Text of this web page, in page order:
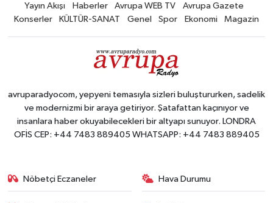
Yayın Akışı Haberler Avrupa WEB TV
Avrupa Gazete
Konserler
KÜLTÜR-SANAT Genel Spor Ekonomi Magazin
avruparadyocom, yepyeni temasıyla sizleri buluştururken, sadelik
ve modernizmi bir araya getiriyor. Şatafattan kaçınıyor ve
insanlara haber okuyabilecekleri bir altyapı sunuyor. LONDRA
OFİS CEP: +44 7483 889405 WHATSAPP: +44 7483 889405
Nöbetçi Eczaneler Hava Durumu